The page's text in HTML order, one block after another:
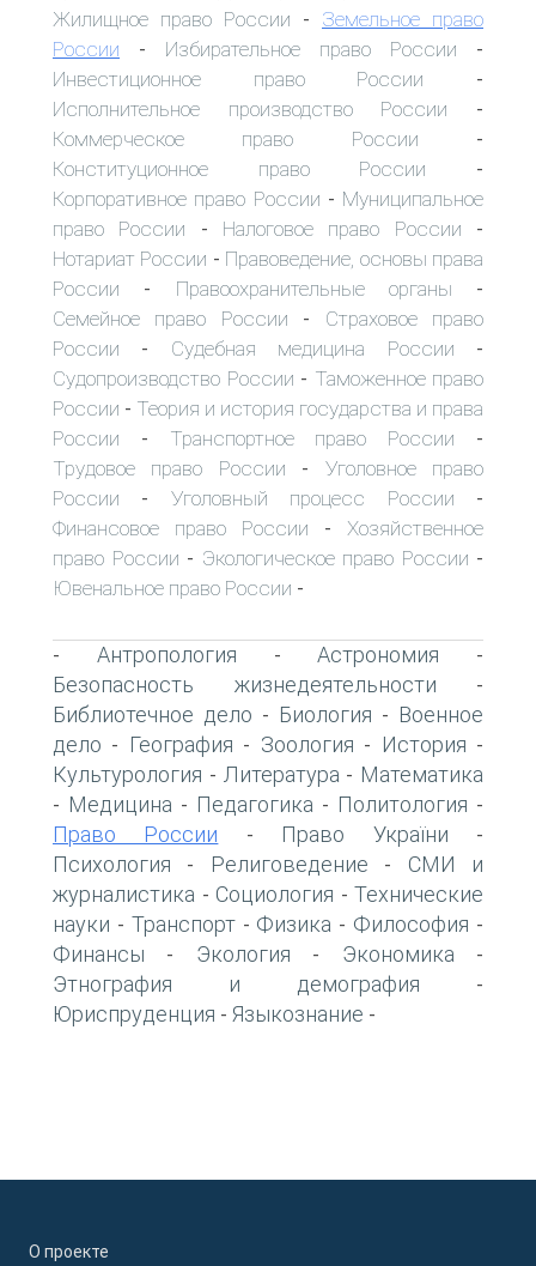
Жилищное право России - Земельное право
России - Избирательное право России -
Инвестиционное право России -
Исполнительное производство России -
Коммерческое право России -
Конституционное право России -
Корпоративное право России - Муниципальное
право России - Налоговое право России -
Нотариат России - Правоведение, основы права
России - Правоохранительные органы -
Семейное право России - Страховое право
России - Судебная медицина России -
Судопроизводство России - Таможенное право
России - Теория и история государства и права
России - Транспортное право России -
Трудовое право России - Уголовное право
России - Уголовный процесс России -
Финансовое право России - Хозяйственное
право России - Экологическое право России -
Ювенальное право России -
- Антропология -Астрономия -
Безопасность жизнедеятельности -
Библиотечное дело - Биология - Военное
дело - География - Зоология - История -
Культурология - Литература - Математика
- Медицина - Педагогика - Политология -
Право России - Право України -
Психология - Религоведение - СМИ и
журналистика - Социология - Технические
науки - Транспорт- Физика - Философия -
Финансы - Экология - Экономика -
Этнография и демография -
Юриспруденция - Языкознание -
О проекте